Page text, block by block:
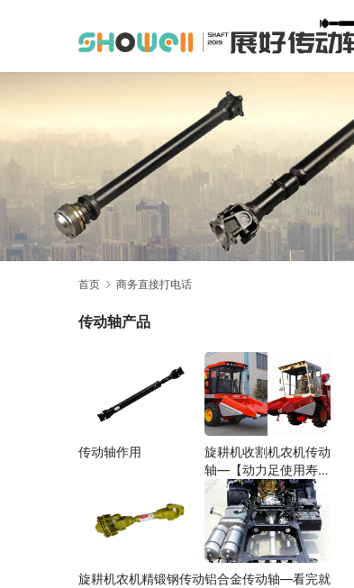
首页 商务直接打电话
传动轴产品
传动轴作用
旋耕机收割机农机传动
轴—【动力足使用寿命
久】
旋耕机农机精锻钢传动铝合金传动轴—看完就